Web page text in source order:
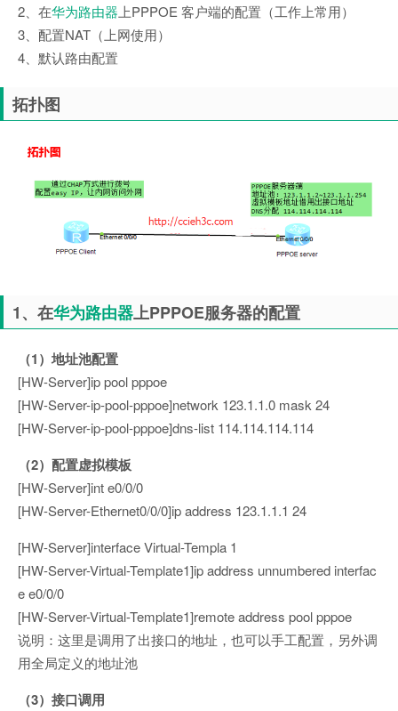
2、在华为路由器 上PPPOE 客户端的配置（工作上常用）
3、配置NAT（上网使用）
4、默认路由配置
拓扑图
1、在华为路由器上PPPOE服务器的配置
（1）地址池配置
[HW-Server]ip pool pppoe
[HW-Server-ip-pool-pppoe]network 123.1.1.0 mask 24
[HW-Server-ip-pool-pppoe]dns-list 114.114.114.114
（2）配置虚拟模板
[HW-Server]int e0/0/0
[HW-Server-Ethernet0/0/0]ip address 123.1.1.1 24
[HW-Server]interface Virtual-Templa 1
[HW-Server-Virtual-Template1]ip address unnumbered interfac
e e0/0/0
[HW-Server-Virtual-Template1]remote address pool pppoe
说明：这里是调用了出接口的地址，也可以手工配置，另外调
用全局定义的地址池
（3）接口调用